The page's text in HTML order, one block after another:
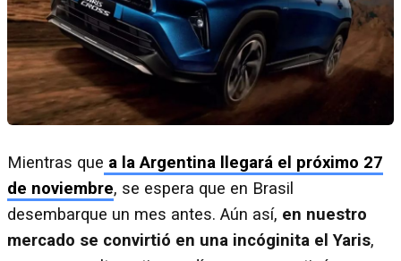
Mientras que a la Argentina llegará el próximo 27
de noviembre, se espera que en Brasil
desembarque un mes antes. Aún así, en nuestro
mercado se convirtió en una incóginita el Yaris,